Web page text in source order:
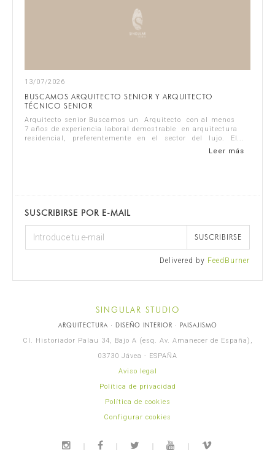
13/07/2026
BUSCAMOS ARQUITECTO SENIOR Y ARQUITECTO
TÉCNICO SENIOR
Arquitecto senior Buscamos un Arquitecto con al menos
7 años de experiencia laboral demostrable en arquitectura
residencial, preferentemente en el sector del lujo. El
Leer más
SUSCRIBIRSE POR E-MAIL
SUSCRIBIRSE
Delivered by FeedBurner
SINGULAR STUDIO
ARQUITECTURA · DISEÑO INTERIOR · PAISAJISMO
Cl. Historiador Palau 34, Bajo A (esq. Av. Amanecer de España),
03730 Jávea - ESPAÑA
Aviso legal
Política de privacidad
Política de cookies
Configurar cookies